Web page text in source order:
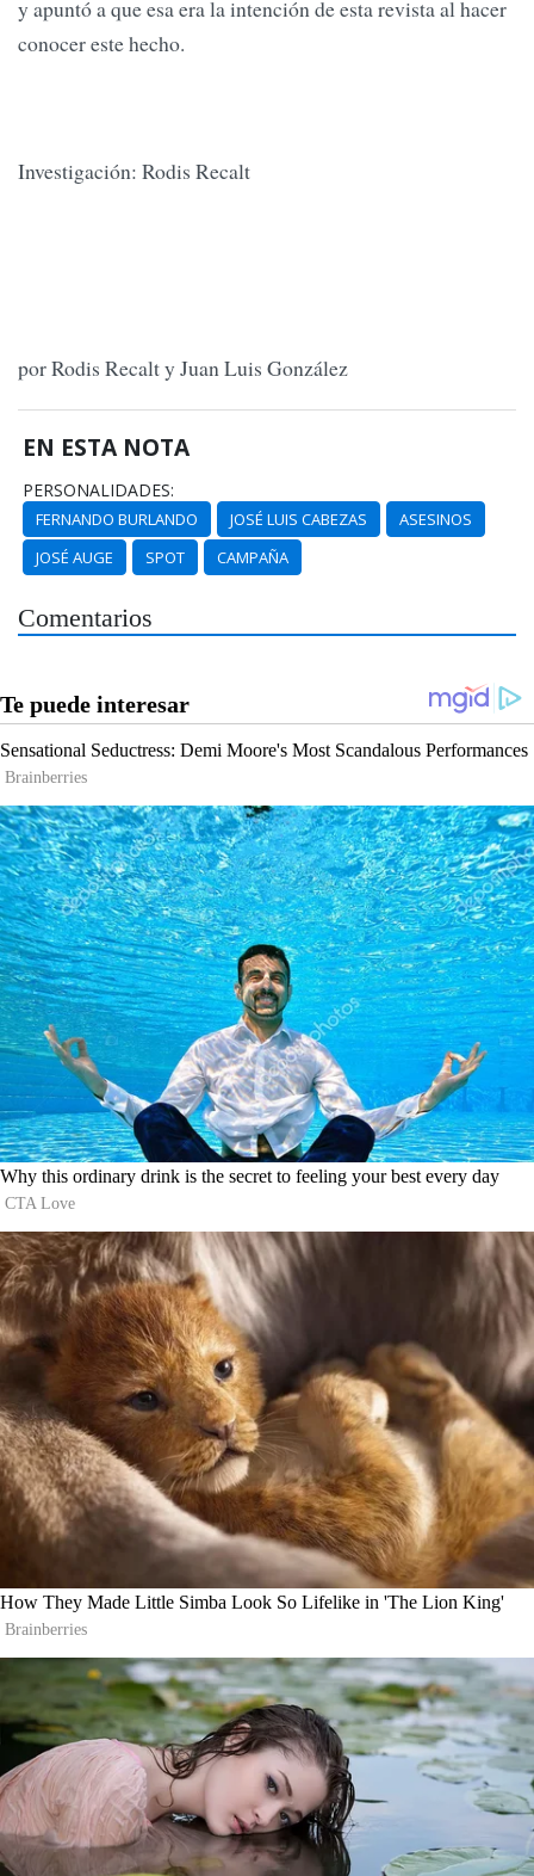
y apuntó a que esa era la intención de esta revista al hacer
conocer este hecho.
Investigación: Rodis Recalt
por Rodis Recalt y Juan Luis González
EN ESTA NOTA
PERSONALIDADES:
FERNANDO BURLANDO JOSÉ LUIS CABEZAS
ASESINOS
JOSÉ AUGE
SPOT CAMPAÑA
Comentarios